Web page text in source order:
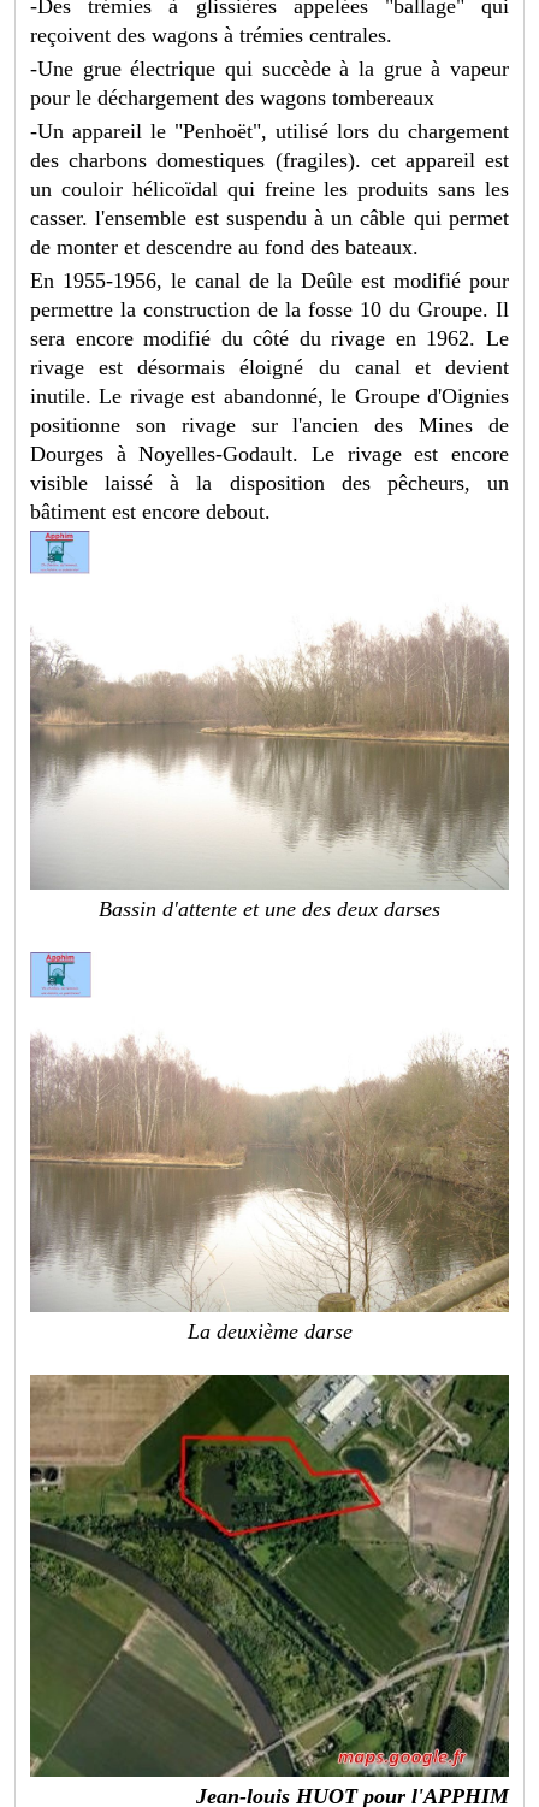
-Des trémies à glissières appelées "ballage" qui
reçoivent des wagons à trémies centrales.
-Une grue électrique qui succède à la grue à vapeur
pour le déchargement des wagons tombereaux
-Un appareil le "Penhoët", utilisé lors du chargement
des charbons domestiques (fragiles). cet appareil est
un couloir hélicoïdal qui freine les produits sans les
casser. l'ensemble est suspendu à un câble qui permet
de monter et descendre au fond des bateaux.
En 1955-1956, le canal de la Deûle est modifié pour
permettre la construction de la fosse 10 du Groupe. Il
sera encore modifié du côté du rivage en 1962. Le
rivage est désormais éloigné du canal et devient
inutile. Le rivage est abandonné, le Groupe d'Oignies
positionne son rivage sur l'ancien des Mines de
Dourges à Noyelles-Godault. Le rivage est encore
visible laissé à la disposition des pêcheurs, un
bâtiment est encore debout.
Bassin d'attente et une des deux darses
La deuxième darse
Jean-louis HUOT pour l'APPHIM